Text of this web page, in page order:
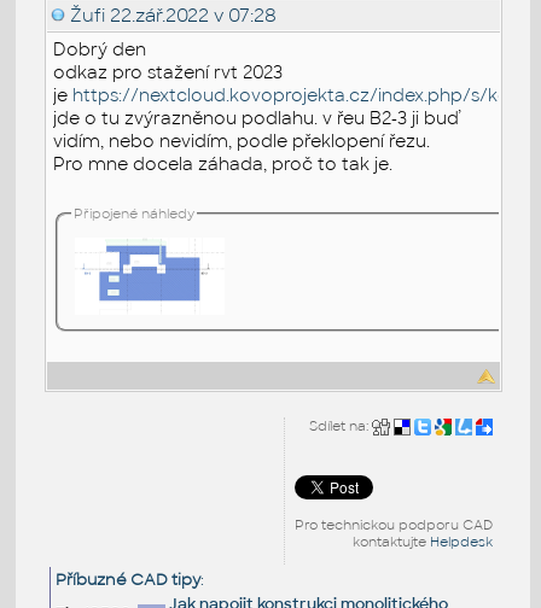
Žufi 22.zář.2022 v 07:28
Dobrý den
odkaz pro stažení rvt 2023
je https://nextcloud.kovoprojekta.cz/index.php/s/
jde o tu zvýrazněnou podlahu. v řeu B2-3 ji buď
vidím, nebo nevidím, podle překlopení řezu.
Pro mne docela záhada, proč to tak je.
Připojené náhledy
Sdílet na:
Pro technickou podporu CAD
kontaktujte Helpdesk
Příbuzné CAD tipy:
Jak napojit konstrukci monolitického